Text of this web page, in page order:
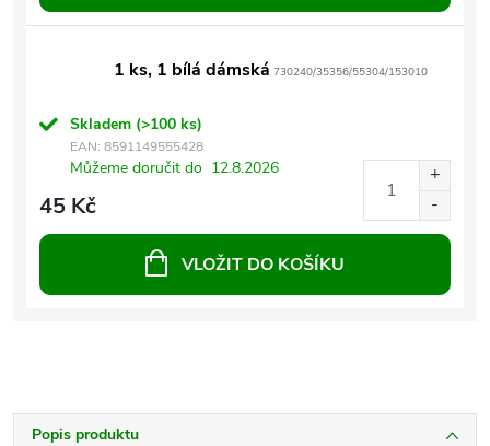
1 ks, 1 bílá dámská 730240/35356/55304/153010
Skladem (>100 ks)
EAN: 8591149555428
Můžeme doručit do 12.8.2026
45 Kč
VLOŽIT DO KOŠÍKU
Popis produktu